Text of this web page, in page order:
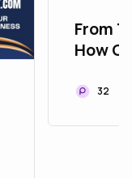
From
How
of 32